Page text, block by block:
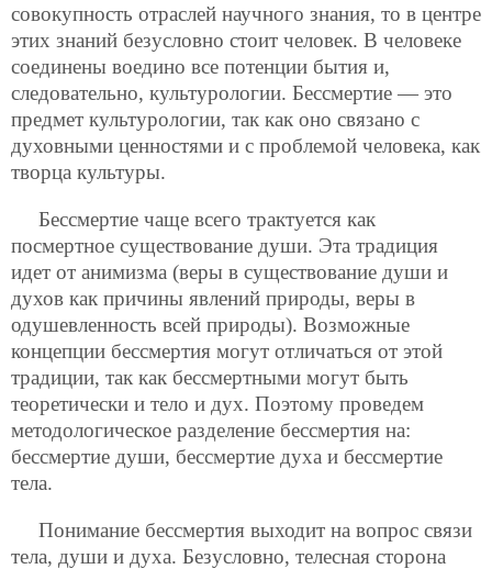
совокупность отраслей научного знания, то в центре
этих знаний безусловно стоит человек. В человеке
соединены воедино все потенции бытия и,
следовательно, культурологии. Бессмертие — это
предмет культурологии, так как оно связано с
духовными ценностями и с проблемой человека, как
творца культуры.
Бессмертие чаще всего трактуется как
посмертное существование души. Эта традиция
идет от анимизма (веры в существование души и
духов как причины явлений природы, веры в
одушевленность всей природы). Возможные
концепции бессмертия могут отличаться от этой
традиции, так как бессмертными могут быть
теоретически и тело и дух. Поэтому проведем
методологическое разделение бессмертия на:
бессмертие души, бессмертие духа и бессмертие
тела.
Понимание бессмертия выходит на вопрос связи
тела, души и духа. Безусловно, телесная сторона